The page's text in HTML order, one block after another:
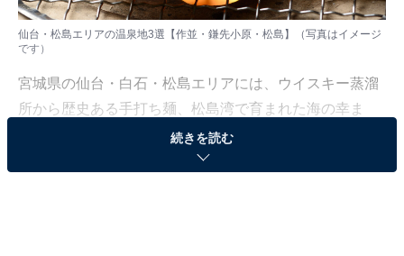
仙台・松島エリアの温泉地3選【作並・鎌先小原・松島】（写真はイメージ
です）
宮城県の仙台・白石・松島エリアには、ウイスキー蒸溜
所から歴史ある手打ち麺、松島湾で育まれた海の幸ま
で、個性豊かなグルメとともに楽しめる温泉地がそろっ
ています。3つの温泉地をご紹介します。
続きを読む